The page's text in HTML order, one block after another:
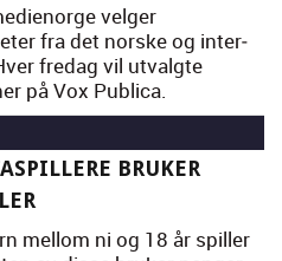
vel­ger
fra det norske og inter­
fredag vil utval­gte
på Vox Pub­li­ca.
BRUKER
mel­lom ni og 18 år spiller